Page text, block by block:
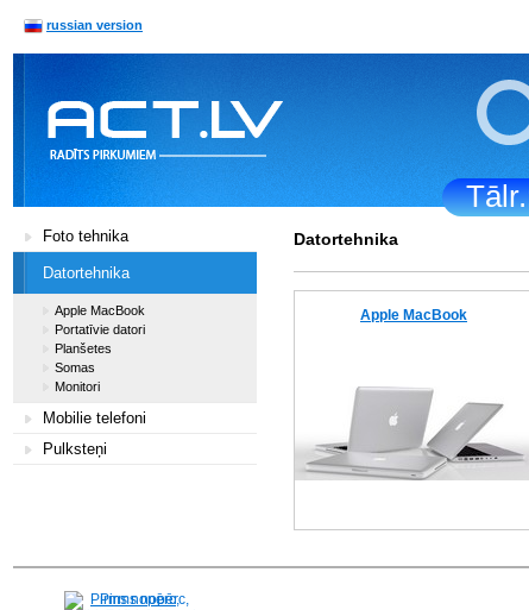
russian version
Foto tehnika
Datortehnika
Apple MacBook
Portatīvie datori
Planšetes
Somas
Monitori
Mobilie telefoni
Pulksteņi
Datortehnika
Apple MacBook
Pirms nopērc,